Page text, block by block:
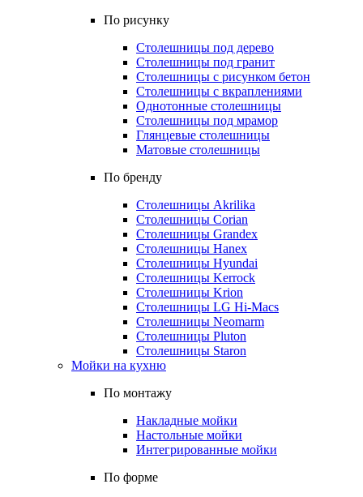
По рисунку
Столешницы под дерево
Столешницы под гранит
Столешницы с рисунком бетон
Столешницы с вкраплениями
Однотонные столешницы
Столешницы под мрамор
Глянцевые столешницы
Матовые столешницы
По бренду
Столешницы Akrilika
Столешницы Corian
Столешницы Grandex
Столешницы Hanex
Столешницы Hyundai
Столешницы Kerrock
Столешницы Krion
Столешницы LG Hi-Macs
Столешницы Neomarm
Столешницы Pluton
Столешницы Staron
Мойки на кухню
По монтажу
Накладные мойки
Настольные мойки
Интегрированные мойки
По форме